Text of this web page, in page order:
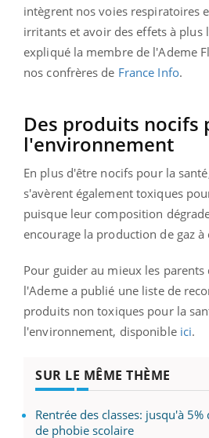
intègrent nos voies respiratoires
irritants et avoir des effets à plus
expliqué la membre de l'Ademe
nos confrères de France Info.
Des produits nocifs
l'environnement
En plus d'être nocifs pour la
s'avèrent également toxiques
puisque leur composition
encourage la production de gaz à
Pour guider au mieux les parents
l'Ademe a publié une liste de
produits non toxiques pour la
l'environnement, disponible ici.
SUR LE MÊME THÈME
Rentrée des classes: jusqu'à
de phobie scolaire